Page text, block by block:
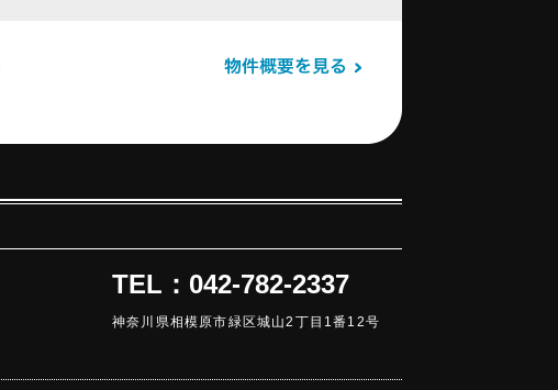
TEL：042-782-2337
神奈川県相模原市緑区城山2丁目1番12号